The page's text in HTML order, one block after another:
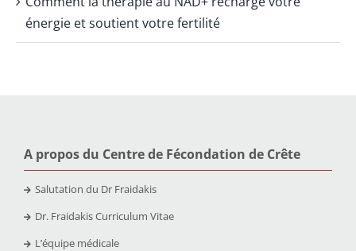
énergie et soutient votre fertilité
A propos du Centre de Fécondation de Crête
Salutation du Dr Fraidakis
Dr. Fraidakis Curriculum Vitae
L’équipe médicale